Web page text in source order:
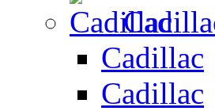
Cadillac
Cadillac